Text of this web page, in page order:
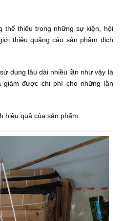
thể thiếu trong những sự kiện, hội
thiệu quảng cáo sản phẩm dịch
dụng lâu dài nhiều lần như vậy là
được chi phí cho những lần
hiệu quả của sản phẩm.